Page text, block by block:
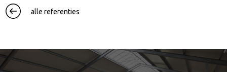
alle referenties